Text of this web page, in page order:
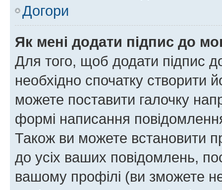
Догори
Як мені додати підпис до
Для того, щоб додати підпис
необхідно спочатку створити
можете поставити галочку
формі написання
Також ви можете встановити
до усіх ваших повідомлень,
вашому профілі (ви зможете